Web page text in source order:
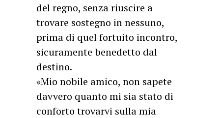
del regno, senza riuscire a
trovare sostegno in nessuno,
prima di quel fortuito incontro,
sicuramente benedetto dal
destino.
«Mio nobile amico, non sapete
davvero quanto mi sia stato di
conforto trovarvi sulla mia